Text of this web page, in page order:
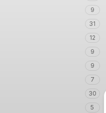
9
31
12
9
9
7
30
5